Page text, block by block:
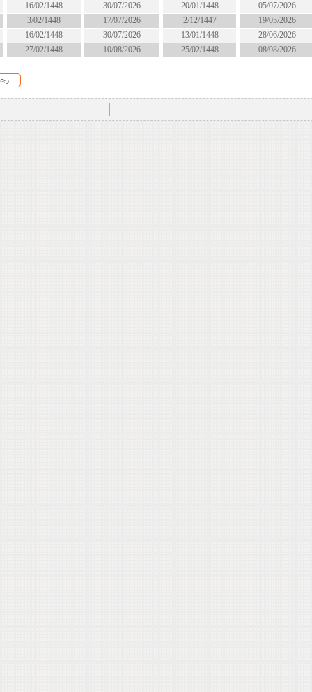
20/01/1448
2/12/1447
13/01/1448
25/02/1448
30/07/2026
17/07/2026
30/07/2026
10/08/2026
16/02/1448
3/02/1448
16/02/1448
27/02/1448